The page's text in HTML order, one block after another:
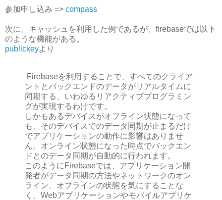
参加申し込み => compass
次に、キャッシュを利用した例であるが、firebaseでは以下
のような機能がある。
publickeyより
Firebaseを利用することで、すべてのクライア
ントとバックエンドのデータがリアルタイムに
同期する、いわゆるリアクティブプログラミン
グが実現するわけです。
しかもあるデバイスがオフライン状態になって
も、そのデバイスでのデータ同期が止まるだけ
でアプリケーションの動作に影響はありませ
ん。オンライン状態になった時点でバックエン
ドとのデータ同期が自動的に行われます。
このようにFirebaseでは、アプリケーション開
発者がデータ同期の方法やネットワークのオン
ライン、オフラインの状態を気にすることな
く、Webアプリケーションやモバイルアプリケ